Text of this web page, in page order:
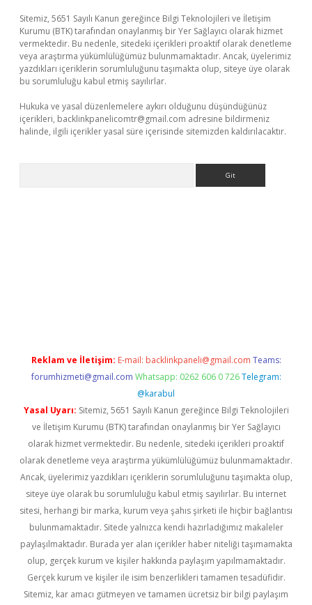
Sitemiz, 5651 Sayılı Kanun gereğince Bilgi Teknolojileri ve İletişim
Kurumu (BTK) tarafından onaylanmış bir Yer Sağlayıcı olarak hizmet
vermektedir. Bu nedenle, sitedeki içerikleri proaktif olarak denetleme
veya araştırma yükümlülüğümüz bulunmamaktadır. Ancak, üyelerimiz
yazdıkları içeriklerin sorumluluğunu taşımakta olup, siteye üye olarak
bu sorumluluğu kabul etmiş sayılırlar.
Hukuka ve yasal düzenlemelere aykırı olduğunu düşündüğünüz
içerikleri, backlinkpanelicomtr@gmail.com adresine bildirmeniz
halinde, ilgili içerikler yasal süre içerisinde sitemizden kaldırılacaktır.
Reklam ve İletişim: E-mail: backlinkpaneli@gmail.com Teams:
forumhizmeti@gmail.com Whatsapp: 0262 606 0 726 Telegram:
@karabul
Yasal Uyarı: Sitemiz, 5651 Sayılı Kanun gereğince Bilgi Teknolojileri
ve İletişim Kurumu (BTK) tarafından onaylanmış bir Yer Sağlayıcı
olarak hizmet vermektedir. Bu nedenle, sitedeki içerikleri proaktif
olarak denetleme veya araştırma yükümlülüğümüz bulunmamaktadır.
Ancak, üyelerimiz yazdıkları içeriklerin sorumluluğunu taşımakta olup,
siteye üye olarak bu sorumluluğu kabul etmiş sayılırlar. Bu internet
sitesi, herhangi bir marka, kurum veya şahıs şirketi ile hiçbir bağlantısı
bulunmamaktadır. Sitede yalnızca kendi hazırladığımız makaleler
paylaşılmaktadır. Burada yer alan içerikler haber niteliği taşımamakta
olup, gerçek kurum ve kişiler hakkında paylaşım yapılmamaktadır.
Gerçek kurum ve kişiler ile isim benzerlikleri tamamen tesadüfidir.
Sitemiz, kar amacı gütmeyen ve tamamen ücretsiz bir bilgi paylaşım